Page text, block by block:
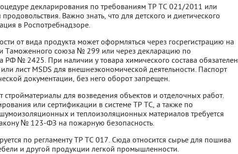
декларирования по требованиям ТР ТС 021/2011 или
Важно знать, что для детского и диетического
в Роспотребнадзоре.
от вида продукта может оформляться через госрегистрацию на
Таможенного союза № 299 или через декларацию по
РФ № 2425. При наличии у товара химического состава обязателен
лист MSDS для внешнеэкономической деятельности. Паспорт
документации, без него оборот запрещен.
стройматериалы для возведения объектов и отделочных работ.
или сертификации в системе ТР ТС, а также по
и теплоизоляционных материалов требуется
№ 123-ФЗ на пожарную безопасность.
по регламенту ТР ТС 017. Сюда относится сырье для пошива
и другой продукции легкой промышленности.